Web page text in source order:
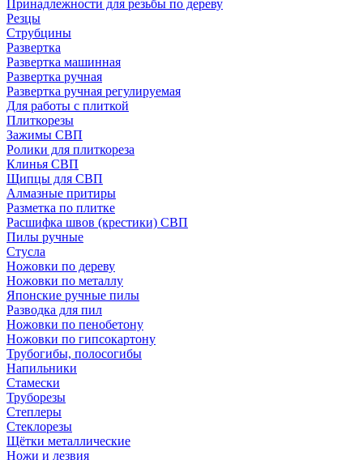
Принадлежности для резьбы по дереву
Резцы
Струбцины
Развертка
Развертка машинная
Развертка ручная
Развертка ручная регулируемая
Для работы с плиткой
Плиткорезы
Зажимы СВП
Ролики для плиткореза
Клинья СВП
Щипцы для СВП
Алмазные притиры
Разметка по плитке
Расшифка швов (крестики) СВП
Пилы ручные
Стусла
Ножовки по дереву
Ножовки по металлу
Японские ручные пилы
Разводка для пил
Ножовки по пенобетону
Ножовки по гипсокартону
Трубогибы, полосогибы
Напильники
Стамески
Труборезы
Степлеры
Стеклорезы
Щётки металлические
Ножи и лезвия